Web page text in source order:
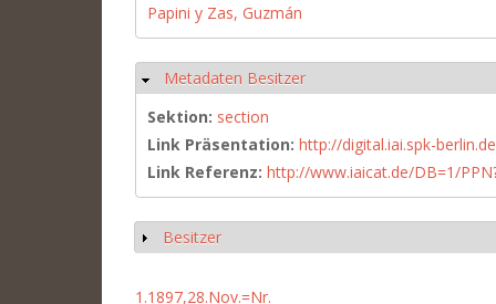
Papini y Zas, Guzmán
Ausblenden
Metadaten Besitzer
Sektion: section
Link Präsentation: http://digital.iai.spk-
Link Referenz: http://www.iaicat.de/DB=1/
Anzeigen
Besitzer
1.1897,28.Nov.=Nr.